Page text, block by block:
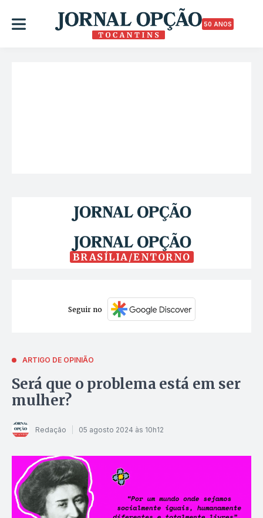
50 ANOS
BRASÍLIA/ENTORNO
Seguir no
ARTIGO DE OPINIÃO
Será que o problema está em ser
mulher?
Redação 05 agosto 2024 às 10h12